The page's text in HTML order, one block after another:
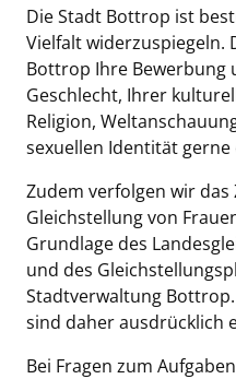
Die Stadt Bottrop ist
Vielfalt widerzuspiegeln.
Bottrop Ihre Bewerbung
Geschlecht, Ihrer
Religion,
sexuellen Identität gerne
Zudem verfolgen wir
Gleichstellung von
Grundlage des
und des
Stadtverwaltung
sind daher ausdrücklich
Bei Fragen zum